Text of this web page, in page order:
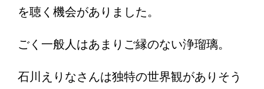
を聴く機会がありました。
ごく一般人はあまりご縁のない浄瑠璃。
石川えりなさんは独特の世界観がありそう